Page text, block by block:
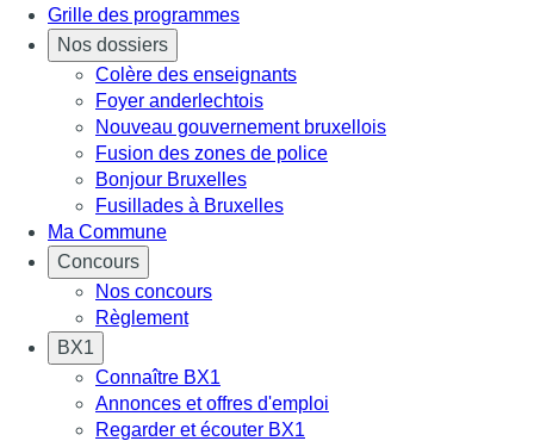
Grille des programmes
Nos dossiers
Colère des enseignants
Foyer anderlechtois
Nouveau gouvernement bruxellois
Fusion des zones de police
Bonjour Bruxelles
Fusillades à Bruxelles
Ma Commune
Concours
Nos concours
Règlement
BX1
Connaître BX1
Annonces et offres d'emploi
Regarder et écouter BX1